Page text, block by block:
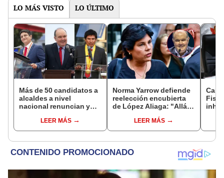
LO MÁS VISTO LO ÚLTIMO
Más de 50 candidatos a
alcaldes a nivel
nacional renuncian y
encubiertaLEER MÁS
Norma Yarrow defiende
reelección encubierta
de López Aliaga: "Allá el
sacar la vuelta"
LEER MÁS